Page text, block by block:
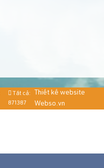
Tất cả:
871387
Thiết kế website
Webso.vn